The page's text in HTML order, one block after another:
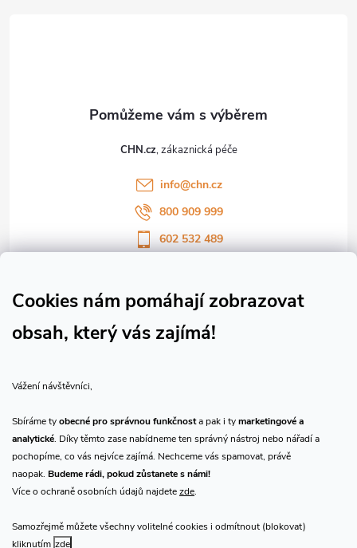
Cookies nám pomáhají zobrazovat
obsah, který vás zajímá!
Vážení návštěvníci,
Sbíráme tyobecné pro správnou funkčnosta pak i tymarketingové a
analytické. Díky těmto zase nabídneme ten správný nástroj nebo nářadí a
pochopíme, co vás nejvíce zajímá. Nechceme vás spamovat, právě
naopak. Budeme rádi, pokud zůstanete s námi!
Více o ochraně osobních údajů najdetezde.
Samozřejmě můžete všechny volitelné cookies i odmítnout (blokovat)
kliknutím zde
CHN.cz
info@chn.cz
800 909 999
602 532 489
Sledujte náš vlog CHN_CZ
Přijímáme online platby